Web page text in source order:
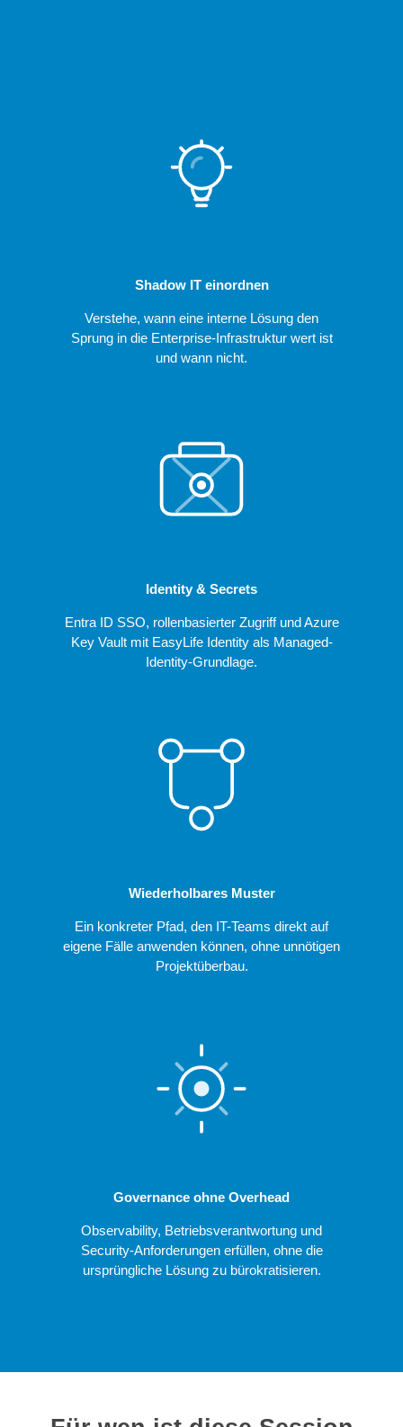
Shadow IT einordnen
Verstehe, wann eine interne Lösung den
Sprung in die Enterprise-Infrastruktur wert ist
und wann nicht.
Identity & Secrets
Entra ID SSO, rollenbasierter Zugriff und Azure
Key Vault mit EasyLife Identity als Managed-
Identity-Grundlage.
Wiederholbares Muster
Ein konkreter Pfad, den IT-Teams direkt auf
eigene Fälle anwenden können, ohne unnötigen
Projektüberbau.
Governance ohne Overhead
Observability, Betriebsverantwortung und
Security-Anforderungen erfüllen, ohne die
ursprüngliche Lösung zu bürokratisieren.